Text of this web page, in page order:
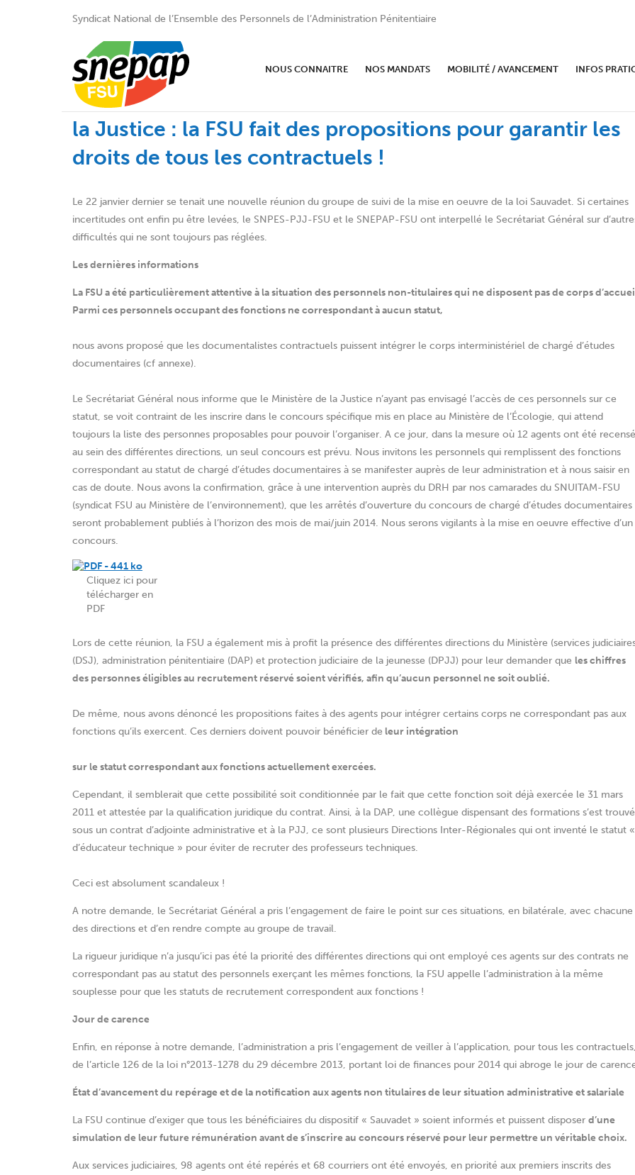
Syndicat National de l’Ensemble des Personnels de l’Administration Pénitentiaire
NOUS CONNAITRE NOS MANDATS MOBILITÉ / AVANCEMENT INFOS
Mise en oeuvre de la Loi Sauvadet au sein du Ministère
la Justice : la FSU fait des propositions pour garantir les
droits de tous les contractuels !
Le 22 janvier dernier se tenait une nouvelle réunion du groupe de suivi de la mise en oeuvre de la loi Sauvadet. Si certaines
incertitudes ont enfin pu être levées, le SNPES-PJJ-FSU et le SNEPAP-FSU ont interpellé le Secrétariat Général sur
difficultés qui ne sont toujours pas réglées.
Les dernières informations
La FSU a été particulièrement attentive à la situation des personnels non-titulaires qui ne disposent pas de corps
Parmi ces personnels occupant des fonctions ne correspondant à aucun statut,
nous avons proposé que les documentalistes contractuels puissent intégrer le corps interministériel de chargé d’études
documentaires (cf annexe).
Le Secrétariat Général nous informe que le Ministère de la Justice n’ayant pas envisagé l’accès de ces personnels sur ce
statut, se voit contraint de les inscrire dans le concours spécifique mis en place au Ministère de l’Écologie, qui attend
toujours la liste des personnes proposables pour pouvoir l’organiser. A ce jour, dans la mesure où 12 agents ont été
au sein des différentes directions, un seul concours est prévu. Nous invitons les personnels qui remplissent des fonctions
correspondant au statut de chargé d’études documentaires à se manifester auprès de leur administration et à nous saisir en
cas de doute. Nous avons la confirmation, grâce à une intervention auprès du DRH par nos camarades du SNUITAM-FSU
(syndicat FSU au Ministère de l’environnement), que les arrêtés d’ouverture du concours de chargé d’études documentaires
seront probablement publiés à l’horizon des mois de mai/juin 2014. Nous serons vigilants à la mise en oeuvre effective d’un
concours.
Cliquez ici pour
télécharger en
PDF
Lors de cette réunion, la FSU a également mis à profit la présence des différentes directions du Ministère (services
(DSJ), administration pénitentiaire (DAP) et protection judiciaire de la jeunesse (DPJJ) pour leur demander que les chiffres
des personnes éligibles au recrutement réservé soient vérifiés, afin qu’aucun personnel ne soit oublié.
De même, nous avons dénoncé les propositions faites à des agents pour intégrer certains corps ne correspondant pas aux
fonctions qu’ils exercent. Ces derniers doivent pouvoir bénéficier de leur intégration
sur le statut correspondant aux fonctions actuellement exercées.
Cependant, il semblerait que cette possibilité soit conditionnée par le fait que cette fonction soit déjà exercée le 31 mars
2011 et attestée par la qualification juridique du contrat. Ainsi, à la DAP, une collègue dispensant des formations s’est
sous un contrat d’adjointe administrative et à la PJJ, ce sont plusieurs Directions Inter-Régionales qui ont inventé le statut «
d’éducateur technique » pour éviter de recruter des professeurs techniques.
Ceci est absolument scandaleux !
A notre demande, le Secrétariat Général a pris l’engagement de faire le point sur ces situations, en bilatérale, avec chacune
des directions et d’en rendre compte au groupe de travail.
La rigueur juridique n’a jusqu’ici pas été la priorité des différentes directions qui ont employé ces agents sur des contrats ne
correspondant pas au statut des personnels exerçant les mêmes fonctions, la FSU appelle l’administration à la même
souplesse pour que les statuts de recrutement correspondent aux fonctions !
Jour de carence
Enfin, en réponse à notre demande, l’administration a pris l’engagement de veiller à l’application, pour tous les
de l’article 126 de la loi n°2013-1278 du 29 décembre 2013, portant loi de finances pour 2014 qui abroge le jour de
État d’avancement du repérage et de la notification aux agents non titulaires de leur situation administrative et salariale
La FSU continue d’exiger que tous les bénéficiaires du dispositif « Sauvadet » soient informés et puissent disposer d’une
simulation de leur future rémunération avant de s’inscrire au concours réservé pour leur permettre un véritable choix.
Aux services judiciaires, 98 agents ont été repérés et 68 courriers ont été envoyés, en priorité aux premiers inscrits des